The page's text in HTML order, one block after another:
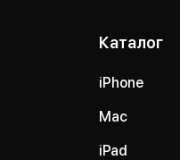
Каталог
iPhone
Mac
iPad